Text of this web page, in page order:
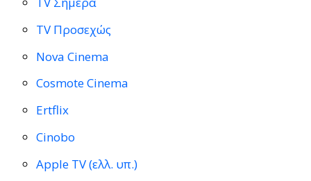
TV Προσεχώς
Nova Cinema
Cosmote Cinema
Ertflix
Cinobo
Apple TV (ελλ. υπ.)